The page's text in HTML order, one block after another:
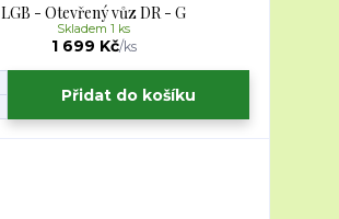
LGB - Otevřený vůz DR - G
1 699 Kč/ks
Skladem 1 ks
Přidat do košíku